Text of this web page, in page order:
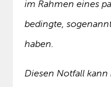
im Rahmen eines
bedingte,
haben.
Diesen Notfall